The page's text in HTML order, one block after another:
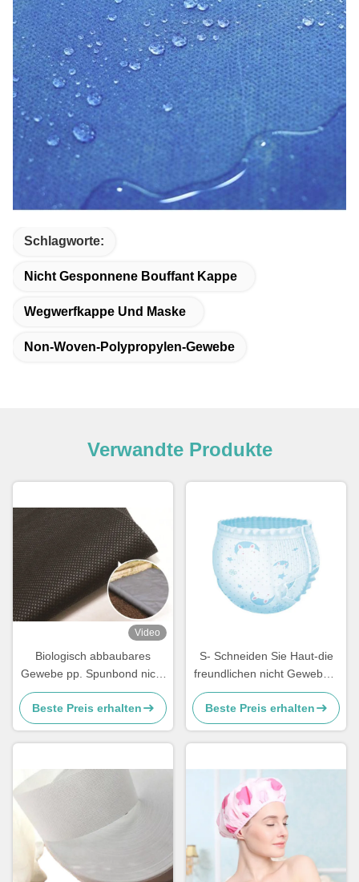
Schlagworte:
Nicht Gesponnene Bouffant Kappe
Wegwerfkappe Und Maske
Non-Woven-Polypropylen-Gewebe
Verwandte Produkte
Video
Biologisch abbaubares
Gewebe pp. Spunbond nicht
für die Gartenarbeit
Beste Preis erhalten
S- Schneiden Sie Haut-die
freundlichen nicht Gewebes-
Produkte Wegwerf-pp.
nichtgewebt für
Baby/erwachsene Windeln
Beste Preis erhalten